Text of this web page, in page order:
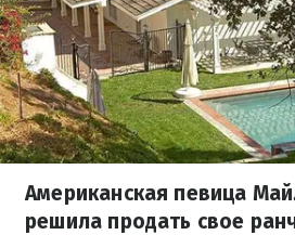
Американская певица
решила продать свое